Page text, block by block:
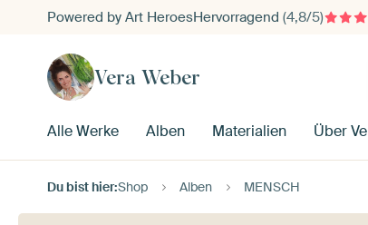
Powered by Art HeroesHervorragend (4,8/5)
Vera Weber
Alle Werke Alben Materialien Über
Du bist hier:Shop Alben MENSCH